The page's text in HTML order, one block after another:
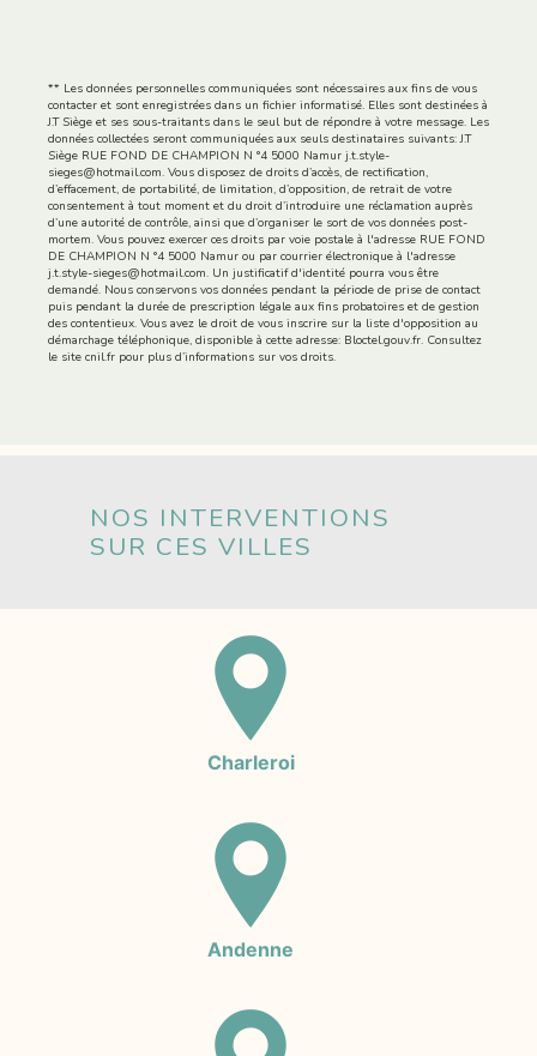
** Les données personnelles communiquées sont nécessaires aux fins de vous
contacter et sont enregistrées dans un fichier informatisé. Elles sont destinées à
J.T Siège et ses sous-traitants dans le seul but de répondre à votre message. Les
données collectées seront communiquées aux seuls destinataires suivants: J.T
Siège RUE FOND DE CHAMPION N °4 5000 Namur j.t.style-
sieges@hotmail.com. Vous disposez de droits d’accès, de rectification,
d’effacement, de portabilité, de limitation, d’opposition, de retrait de votre
consentement à tout moment et du droit d’introduire une réclamation auprès
d’une autorité de contrôle, ainsi que d’organiser le sort de vos données post-
mortem. Vous pouvez exercer ces droits par voie postale à l'adresse RUE FOND
DE CHAMPION N °4 5000 Namur ou par courrier électronique à l'adresse
j.t.style-sieges@hotmail.com. Un justificatif d'identité pourra vous être
demandé. Nous conservons vos données pendant la période de prise de contact
puis pendant la durée de prescription légale aux fins probatoires et de gestion
des contentieux. Vous avez le droit de vous inscrire sur la liste d'opposition au
démarchage téléphonique, disponible à cette adresse: Bloctel.gouv.fr. Consultez
le site cnil.fr pour plus d’informations sur vos droits.
NOS INTERVENTIONS
SUR CES VILLES
Charleroi
Andenne